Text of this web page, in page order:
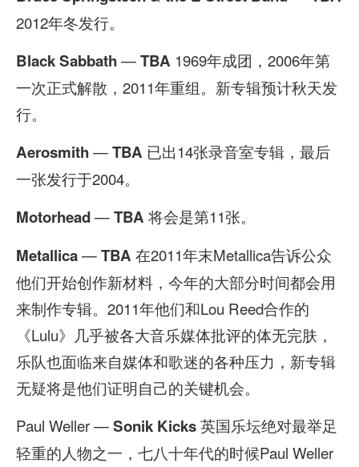
2012年冬发行。
Black Sabbath—TBA 1969年成团，2006年第
一次正式解散，2011年重组。新专辑预计秋天发
行。
Aerosmith—TBA 已出14张录音室专辑，最后
一张发行于2004。
Motorhead—TBA 将会是第11张。
Metallica—TBA 在2011年末Metallica告诉公众
他们开始创作新材料，今年的大部分时间都会用
来制作专辑。2011年他们和Lou Reed合作的
《Lulu》几乎被各大音乐媒体批评的体无完肤，
乐队也面临来自媒体和歌迷的各种压力，新专辑
无疑将是他们证明自己的关键机会。
Paul Weller —Sonik Kicks英国乐坛绝对最举足
轻重的人物之一，七八十年代的时候Paul Weller